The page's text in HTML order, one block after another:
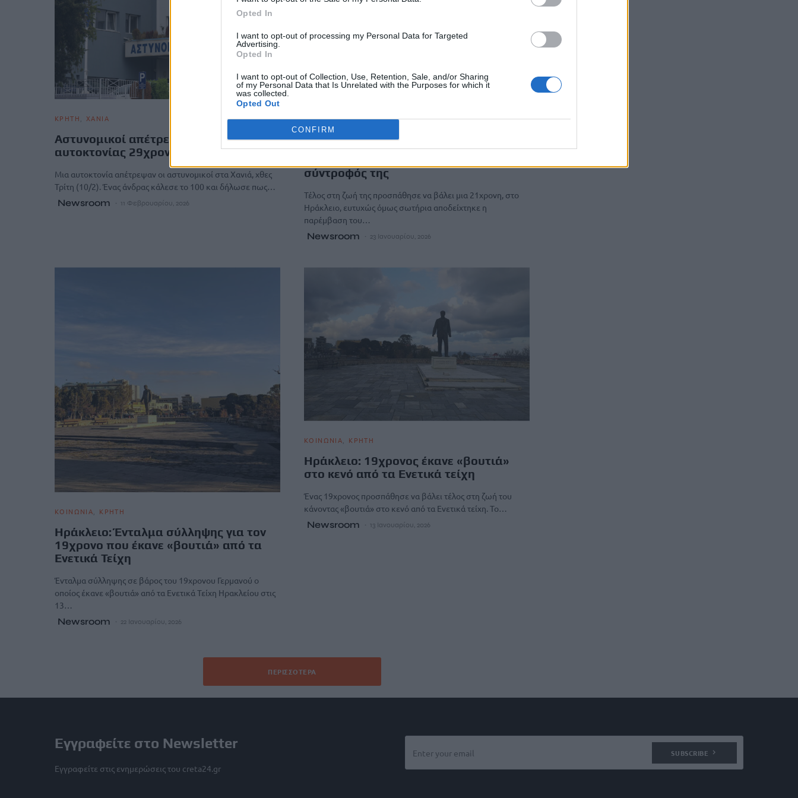
Opted In
I want to opt-out of processing my Personal Data for Targeted
Advertising.
Opted In
I want to opt-out of Collection, Use, Retention, Sale, and/or Sharing
of my Personal Data that Is Unrelated with the Purposes for which it
was collected.
Opted Out
CONFIRM
ΚΡΗΤΗ ΧΑΝΙΑ
Αστυνομικοί απέτρεψαν απόπειρα
αυτοκτονίας 29χρονου στα Χανιά
Μια αυτοκτονία απέτρεψαν οι αστυνομικοί στα Χανιά, χθες
Τρίτη (10/2). Ένας άνδρας κάλεσε το 100 και δήλωσε πως…
Newsroom 11 Φεβρουαρίου, 2026
ΚΟΙΝΩΝΙΑ
Ηράκλειο: 21χρονη προσπάθησε να
σύντροφός της
Τέλος στη ζωή της προσπάθησε να βάλει μια 21χρονη, στο
Ηράκλειο, ευτυχώς όμως σωτήρια αποδείχτηκε η
παρέμβαση του…
Newsroom 23 Ιανουαρίου, 2026
ΚΟΙΝΩΝΙΑ ΚΡΗΤΗ
Ηράκλειο: Ένταλμα σύλληψης για τον
19χρονο που έκανε «βουτιά» από τα
Ενετικά Τείχη
Ένταλμα σύλληψης σε βάρος του 19χρονου Γερμανού ο
οποίος έκανε «βουτιά» από τα Ενετικά Τείχη Ηρακλείου στις
13…
Newsroom 22 Ιανουαρίου, 2026
ΚΟΙΝΩΝΙΑ ΚΡΗΤΗ
Ηράκλειο: 19χρονος έκανε «βουτιά»
στο κενό από τα Ενετικά τείχη
Ένας 19χρονος προσπάθησε να βάλει τέλος στη ζωή του
κάνοντας «βουτιά» στο κενό από τα Ενετικά τείχη. Το…
Newsroom 13 Ιανουαρίου, 2026
ΠΕΡΙΣΣΌΤΕΡΑ
Εγγραφείτε στο Newsletter
Εγγραφείτε στις ενημερώσεις του creta24.gr
SUBSCRIBE